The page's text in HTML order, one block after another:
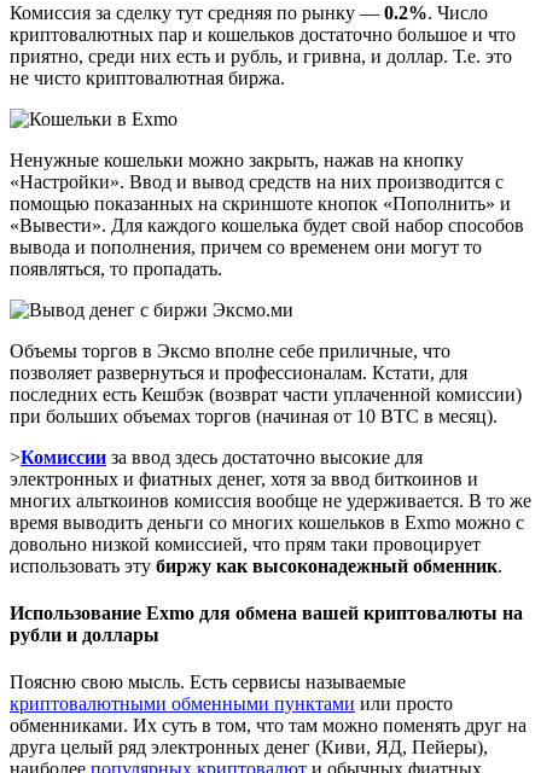
Комиссия за сделку тут средняя по рынку — 0.2%. Число
криптовалютных пар и кошельков достаточно большое и что
приятно, среди них есть и рубль, и гривна, и доллар. Т.е. это
не чисто криптовалютная биржа.
Ненужные кошельки можно закрыть, нажав на кнопку
«Настройки». Ввод и вывод средств на них производится с
помощью показанных на скриншоте кнопок «Пополнить» и
«Вывести». Для каждого кошелька будет свой набор способов
вывода и пополнения, причем со временем они могут то
появляться, то пропадать.
Объемы торгов в Эксмо вполне себе приличные, что
позволяет развернуться и профессионалам. Кстати, для
последних есть Кешбэк (возврат части уплаченной комиссии)
при больших объемах торгов (начиная от 10 BTC в месяц).
>Комиссии за ввод здесь достаточно высокие для
электронных и фиатных денег, хотя за ввод биткоинов и
многих альткоинов комиссия вообще не удерживается. В то же
время выводить деньги со многих кошельков в Exmo можно с
довольно низкой комиссией, что прям таки провоцирует
использовать эту биржу как высоконадежный обменник.
Использование Exmo для обмена вашей криптовалюты на
рубли и доллары
Поясню свою мысль. Есть сервисы называемые
криптовалютными обменными пунктами или просто
обменниками. Их суть в том, что там можно поменять друг на
друга целый ряд электронных денег (Киви, ЯД, Пейеры),